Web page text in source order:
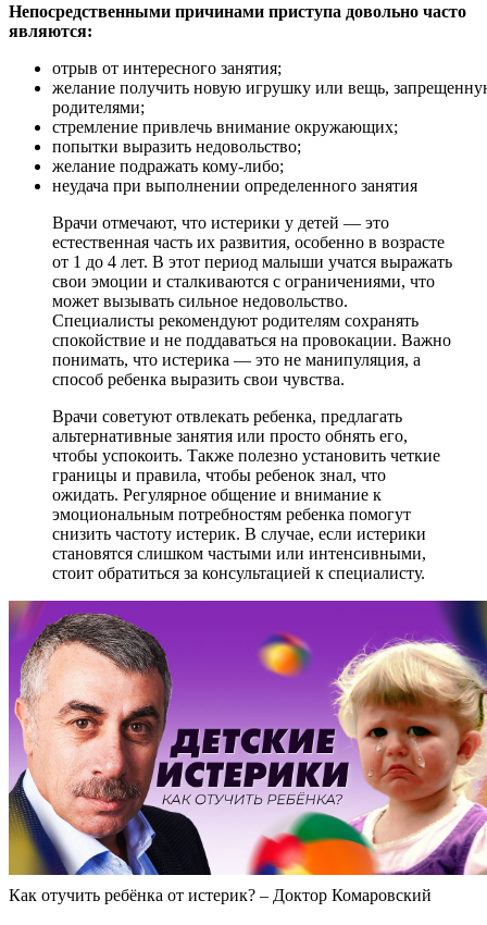
Непосредственными причинами приступа довольно часто
являются:
отрыв от интересного занятия;
желание получить новую игрушку или вещь,
родителями;
стремление привлечь внимание окружающих;
попытки выразить недовольство;
желание подражать кому-либо;
неудача при выполнении определенного занятия
Врачи отмечают, что истерики у детей — это
естественная часть их развития, особенно в возрасте
от 1 до 4 лет. В этот период малыши учатся выражать
свои эмоции и сталкиваются с ограничениями, что
может вызывать сильное недовольство.
Специалисты рекомендуют родителям сохранять
спокойствие и не поддаваться на провокации. Важно
понимать, что истерика — это не манипуляция, а
способ ребенка выразить свои чувства.
Врачи советуют отвлекать ребенка, предлагать
альтернативные занятия или просто обнять его,
чтобы успокоить. Также полезно установить четкие
границы и правила, чтобы ребенок знал, что
ожидать. Регулярное общение и внимание к
эмоциональным потребностям ребенка помогут
снизить частоту истерик. В случае, если истерики
становятся слишком частыми или интенсивными,
стоит обратиться за консультацией к специалисту.
Как отучить ребёнка от истерик? – Доктор Комаровский